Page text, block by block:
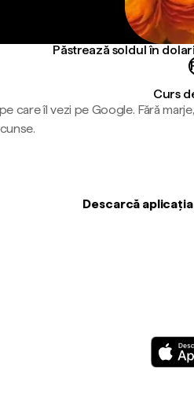
Păstrează soldul în
Curs
care îl vezi pe Google. Fără
Descarcă